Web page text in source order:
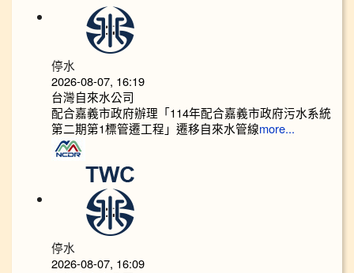
停水
2026-08-07, 16:19
台灣自來水公司
配合嘉義市政府辦理「114年配合嘉義市政府污水系統
第二期第1標管遷工程」遷移自來水管線more...
停水
2026-08-07, 16:09